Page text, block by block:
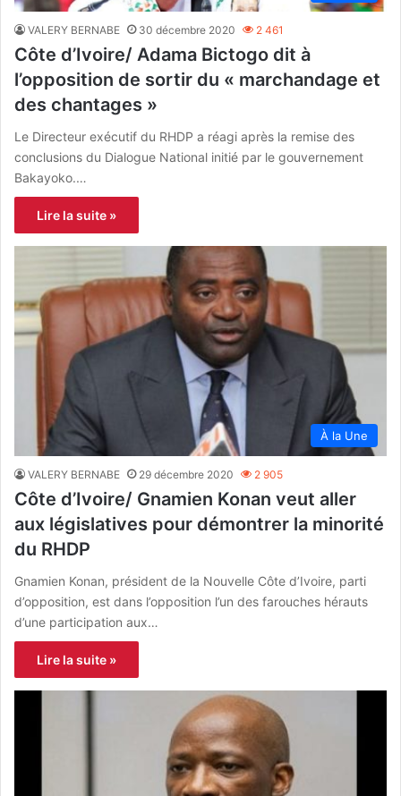
VALERY BERNABE 30 décembre 2020 2 461
Côte d’Ivoire/ Adama Bictogo dit à
l’opposition de sortir du « marchandage et
des chantages »
Le Directeur exécutif du RHDP a réagi après la remise des
conclusions du Dialogue National initié par le gouvernement
Bakayoko.…
Lire la suite »
À la Une
VALERY BERNABE 29 décembre 2020 2 905
Côte d’Ivoire/ Gnamien Konan veut aller
aux législatives pour démontrer la minorité
du RHDP
Gnamien Konan, président de la Nouvelle Côte d’Ivoire, parti
d’opposition, est dans l’opposition l’un des farouches hérauts
d’une participation aux…
Lire la suite »